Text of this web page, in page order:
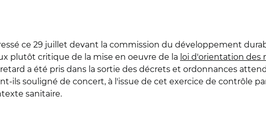
ce 29 juillet devant la commission du développement
plutôt critique de la mise en oeuvre de la loi d'orientation des
a été pris dans la sortie des décrets et ordonnances
ils souligné de concert, à l'issue de cet exercice de contrôle
sanitaire.